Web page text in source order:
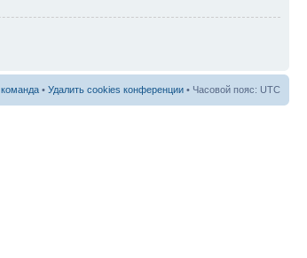
• Удалить cookies конференции • Часовой пояс: UTC